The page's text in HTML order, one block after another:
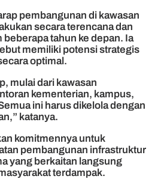
pembangunan di kawasan
secara terencana dan
beberapa tahun ke depan. Ia
memiliki potensi strategis
optimal.
mulai dari kawasan
kementerian, kampus,
ini harus dikelola dengan
katanya.
komitmennya untuk
pembangunan infrastruktur
yang berkaitan langsung
terdampak.